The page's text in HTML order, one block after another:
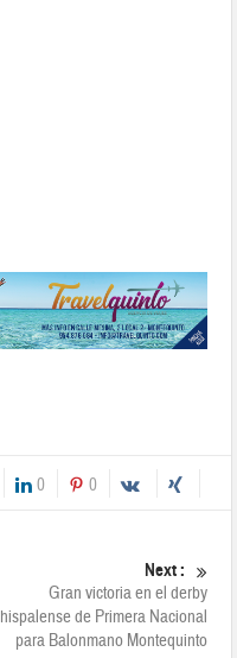
0 0
Next :
Gran victoria en el derby
hispalense de Primera Nacional
para Balonmano Montequinto